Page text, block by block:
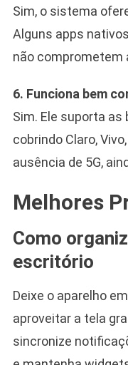
Sim, o sistema
Alguns apps
não comprometem
6. Funciona bem
Sim. Ele suporta as
cobrindo Claro,
ausência de 5G,
Melhores
Como
escritório
Deixe o aparelho
aproveitar a tela
sincronize